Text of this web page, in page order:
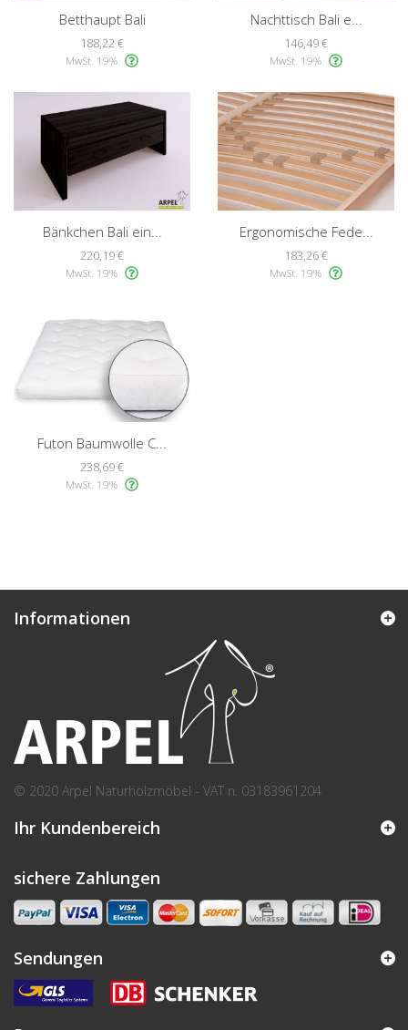
Betthaupt Bali
188,22 €
MwSt. 19%
Nachttisch Bali e...
146,49 €
MwSt. 19%
Bänkchen Bali ein...
220,19 €
MwSt. 19%
Ergonomische Fede...
183,26 €
MwSt. 19%
Futon Baumwolle C...
238,69 €
MwSt. 19%
Informationen
© 2020 Arpel Naturholzmöbel - VAT n. 03183961204
Ihr Kundenbereich
sichere Zahlungen
Sendungen